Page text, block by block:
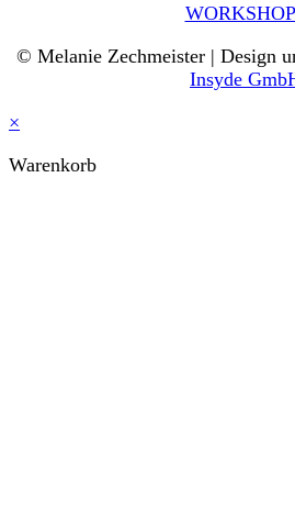
© Melanie Zechmeister | Design
Insyde
×
Warenkorb